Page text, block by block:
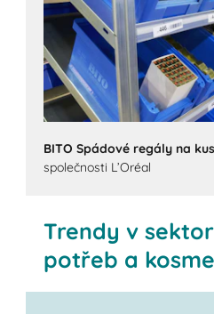
BITO Spádové regály na
společnosti L’Oréal
Trendy v
potřeb a